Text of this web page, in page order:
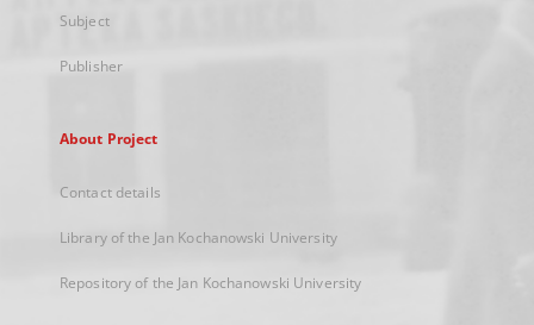
Subject
Publisher
About Project
Contact details
Library of the Jan Kochanowski University
Repository of the Jan Kochanowski University